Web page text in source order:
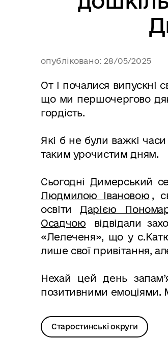
опубліковано: 28/05/2025
От і почалися випускні
що ми першочергово
гордість.
Які б не були важкі
таким урочистим дням.
Сьогодні Димерський
Людмилою Івановою ,
освітиДарією
Осадчою
відвідали
«Лелеченя», що у
лише свої привітання,
Нехай цей день
позитивними емоціями.
Старостинські округи